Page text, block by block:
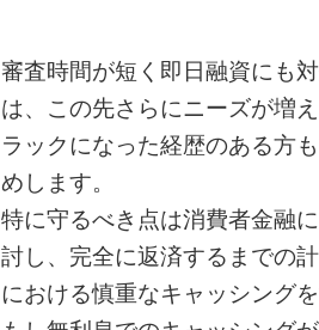
審査時間が短く即日融資にも
は、この先さらにニーズが増
ラックになった経歴のある方
めします。
特に守るべき点は消費者金融
討し、完全に返済するまでの
における慎重なキャッシング